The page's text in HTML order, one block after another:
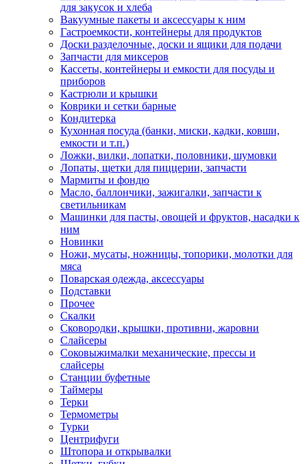
для закусок и хлеба
Вакуумные пакеты и аксессуары к ним
Гастроемкости, контейнеры для продуктов
Доски разделочные, доски и ящики для подачи
Запчасти для миксеров
Кассеты, контейнеры и емкости для посуды и
приборов
Кастрюли и крышки
Коврики и сетки барные
Кондитерка
Кухонная посуда (банки, миски, кадки, ковши,
емкости и т.п.)
Ложки, вилки, лопатки, половники, шумовки
Лопаты, щетки для пиццерии, запчасти
Мармиты и фондю
Масло, баллончики, зажигалки, запчасти к
светильникам
Машинки для пасты, овощей и фруктов, насадки к
ним
Новинки
Ножи, мусаты, ножницы, топорики, молотки для
мяса
Поварская одежда, аксессуары
Подставки
Прочее
Скалки
Сковородки, крышки, противни, жаровни
Слайсеры
Соковыжималки механические, прессы и
слайсеры
Станции буфетные
Таймеры
Терки
Термометры
Турки
Центрифуги
Штопора и открывалки